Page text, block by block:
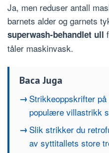
Ja, men reduser antall
barnets alder og garnets
superwash-behandlet ull
tåler maskinvask.
Baca Juga
Strikkeoppskrifter
populære villastrikk
Slik strikker du
av syttitallets store